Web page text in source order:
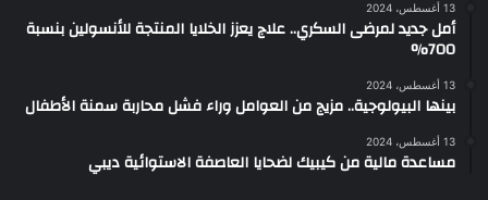
13 أغسطس، 2024
أمل جديد لمرضى السكري.. علاج يعزز الخلايا المنتجة للأنسولين بنسبة
700%
13 أغسطس، 2024
بينها البيولوجية.. مزيج من العوامل وراء فشل محاربة سمنة الأطفال
13 أغسطس، 2024
مساعدة مالية من كيبيك لضحايا العاصفة الاستوائية ديبي